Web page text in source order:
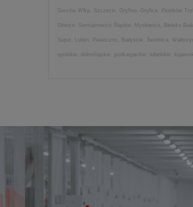
Gorzów Wlkp, Szczecin, Gryfino, Gryfice, Piotrków
Gliwice, Siemianowice Śląskie, Mysłowice, Bielsko
Sopot, Lublin, Piaseczno, Białystok, Świdnica,
opolskie, dolnośląskie, podkarpackie, lubelskie,